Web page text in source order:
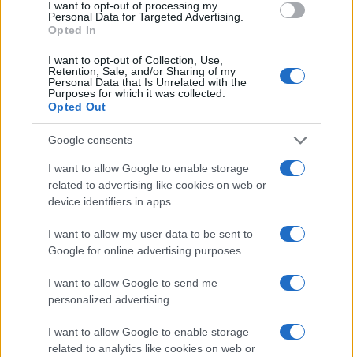
I want to opt-out of processing my
Personal Data for Targeted Advertising.
Opted In
I want to opt-out of Collection, Use,
Retention, Sale, and/or Sharing of my
Personal Data that Is Unrelated with the
Purposes for which it was collected.
Opted Out
Google consents
I want to allow Google to enable storage
related to advertising like cookies on web or
device identifiers in apps.
I want to allow my user data to be sent to
Google for online advertising purposes.
I want to allow Google to send me
personalized advertising.
I want to allow Google to enable storage
related to analytics like cookies on web or
Opozorilo:Po 297. členu Kazenskega zakonika je
posameznik kazensko odgovoren za javno spodbujanje
sovraštva, nasilja ali nestrpnosti. Komentarji z žaljivimi,
rasističnimi, diskriminatornimi ali nezakonitimi vsebinami bodo
odstranjeni. Pravila komentiranja →
Slovenija
Kategorije: Novice